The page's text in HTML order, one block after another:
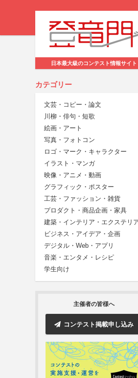
日本最大級のコンテスト情報サイト
カテゴリー
文芸・コピー・論文
川柳・俳句・短歌
絵画・アート
写真・フォトコン
ロゴ・マーク・キャラクター
イラスト・マンガ
映像・アニメ・動画
グラフィック・ポスター
工芸・ファッション・雑貨
プロダクト・商品企画・家具
建築・インテリア・エクステリ
ビジネス・アイデア・企画
デジタル・Web・アプリ
音楽・エンタメ・レシピ
学生向け
主催者の皆様へ
コンテスト掲載申し込み